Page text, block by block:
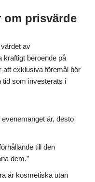
om prisvärde
av
kraftigt beroende på
att exklusiva föremål bör
tid som investerats i
är, desto
till den
dem.”
är kosmetiska utan